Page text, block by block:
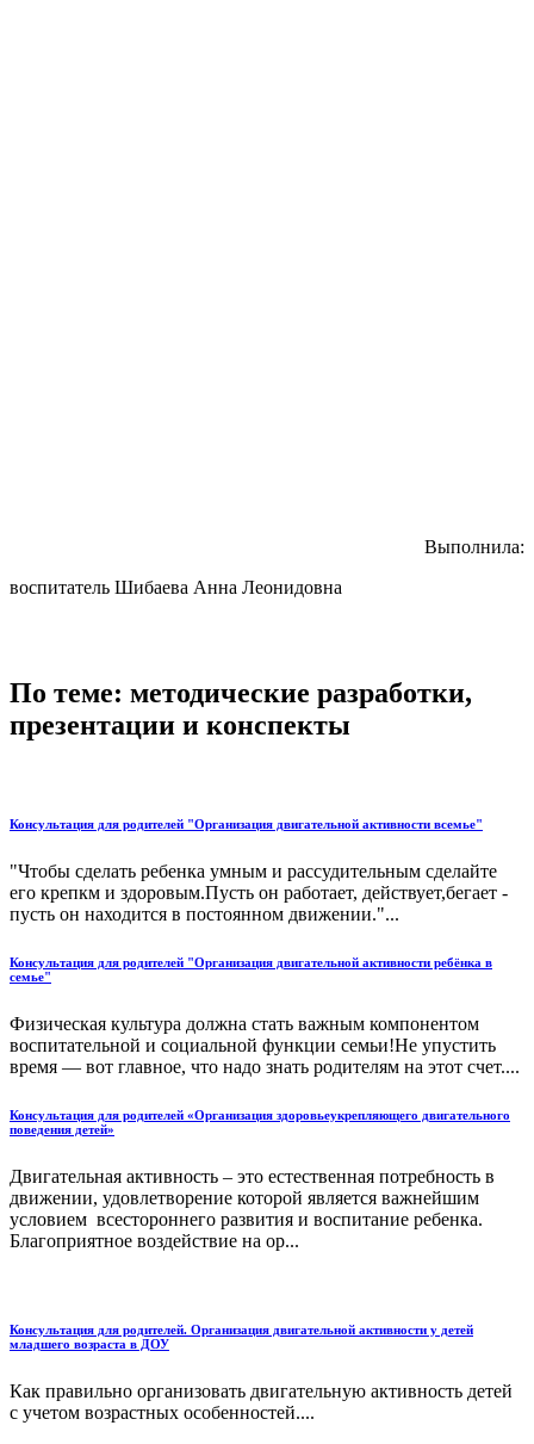
Выполнила:
воспитатель Шибаева Анна Леонидовна
По теме: методические разработки,
презентации и конспекты
Консультация для родителей "Организация двигательной активности всемье"
"Чтобы сделать ребенка умным и рассудительным сделайте
его крепкм и здоровым.Пусть он работает, действует,бегает -
пусть он находится в постоянном движении."...
Консультация для родителей "Организация двигательной активности ребёнка в
семье"
Физическая культура должна стать важным компонентом
воспитательной и социальной функции семьи!Не упустить
время — вот главное, что надо знать родителям на этот счет....
Консультация для родителей «Организация здоровьеукрепляющего двигательного
поведения детей»
Двигательная активность – это естественная потребность в
движении, удовлетворение которой является важнейшим
условием всестороннего развития и воспитание ребенка.
Благоприятное воздействие на ор...
Консультация для родителей. Организация двигательной активности у детей
младшего возраста в ДОУ
Как правильно организовать двигательную активность детей
с учетом возрастных особенностей....